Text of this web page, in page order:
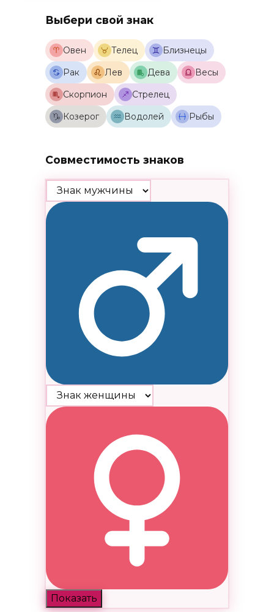
Выбери свой знак
Овен Телец
Близнецы
Рак
Лев Дева
Весы
Скорпион
Стрелец
Козерог
Водолей Рыбы
Совместимость знаков
Показать